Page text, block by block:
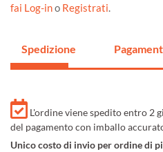
fai Log-ino Registrati.
Spedizione
L'ordine viene spedito entro 2
del pagamento con imballo
Unico costo di invio per ordine di